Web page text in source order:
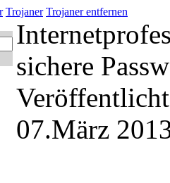
Trojaner Trojaner entfernen
sichere
07.März